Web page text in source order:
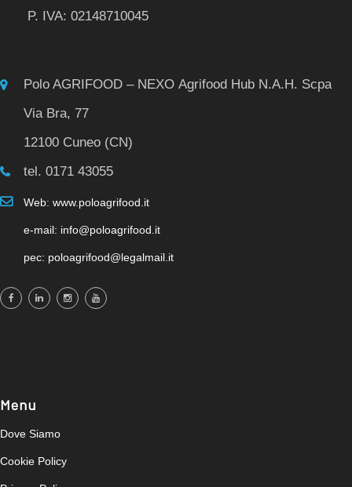
P. IVA: 02148710045
Polo AGRIFOOD – NEXO Agrifood Hub N.A.H. Scpa
Via Bra, 77
12100 Cuneo (CN)
tel. 0171 43055
Web: www.poloagrifood.it
e-mail: info@poloagrifood.it
pec: poloagrifood@legalmail.it
Menu
Dove Siamo
Cookie Policy